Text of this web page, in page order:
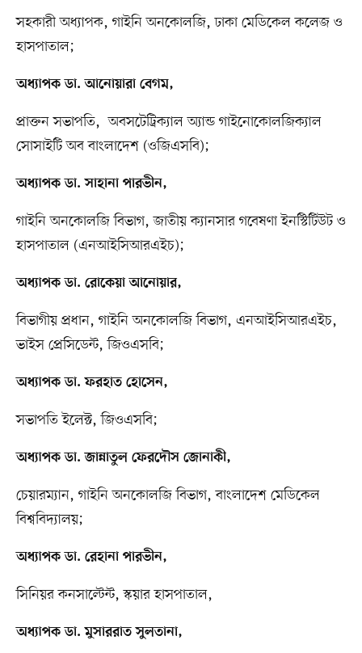
সহকারী অধ্যাপক, গাইনি অনকোলজি, ঢাকা মেডিকেল কলেজ ও
হাসপাতাল;
অধ্যাপক ডা. আনোয়ারা বেগম,
প্রাক্তন সভাপতি, অবসটেট্রিক্যাল অ্যান্ড গাইনোকোলজিক্যাল
সোসাইটি অব বাংলাদেশ (ওজিএসবি);
অধ্যাপক ডা. সাহানা পারভীন,
গাইনি অনকোলজি বিভাগ, জাতীয় ক্যানসার গবেষণা ইনস্টিটিউট ও
হাসপাতাল (এনআইসিআরএইচ);
অধ্যাপক ডা. রোকেয়া আনোয়ার,
বিভাগীয় প্রধান, গাইনি অনকোলজি বিভাগ, এনআইসিআরএইচ,
ভাইস প্রেসিডেন্ট, জিওএসবি;
অধ্যাপক ডা. ফরহাত হোসেন,
সভাপতি ইলেক্ট, জিওএসবি;
অধ্যাপক ডা. জান্নাতুল ফেরদৌস জোনাকী,
চেয়ারম্যান, গাইনি অনকোলজি বিভাগ, বাংলাদেশ মেডিকেল
বিশ্ববিদ্যালয়;
অধ্যাপক ডা. রেহানা পারভীন,
সিনিয়র কনসাল্টেন্ট, স্কয়ার হাসপাতাল,
অধ্যাপক ডা. মুসাররাত সুলতানা,